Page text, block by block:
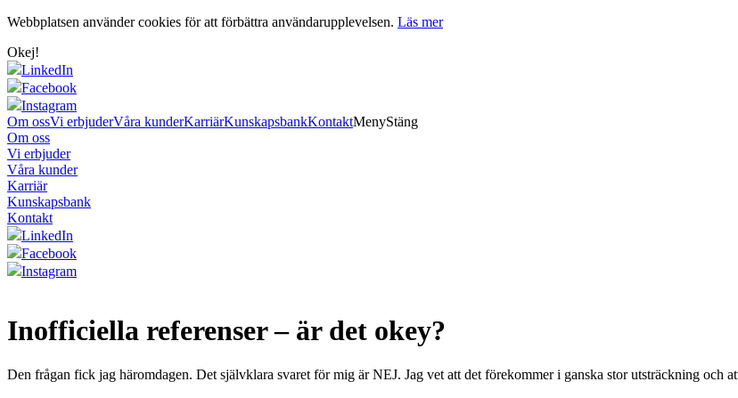
Webbplatsen använder cookies för att förbättra användarupplevelsen. Läs mer
Okej!
LinkedIn
Facebook
Instagram
Om ossVi erbjuderVåra kunderKarriärKunskapsbankKontaktMenyStäng
Om oss
Vi erbjuder
Våra kunder
Karriär
Kunskapsbank
Kontakt
LinkedIn
Facebook
Instagram
Inofficiella referenser – är det okey?
Den frågan fick jag häromdagen. Det självklara svaret för mig är NEJ. Jag vet att det förekommer i ganska stor utsträckning och